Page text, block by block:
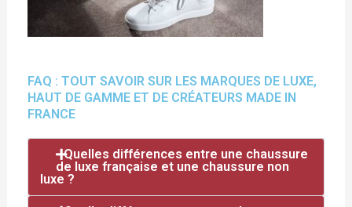
FAQ : TOUT SAVOIR SUR LES MARQUES DE LUXE,
HAUT DE GAMME ET DE CRÉATEURS MADE IN
FRANCE
Quelles différences entre une chaussure
de luxe française et une chaussure non
luxe ?